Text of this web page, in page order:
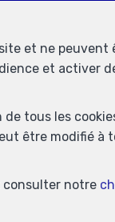
et ne
et activer
tous les
être modifié
consulter notre
Petitjean —Rue
02/537.03.70 —
BE-
50 - info@ipi.be)